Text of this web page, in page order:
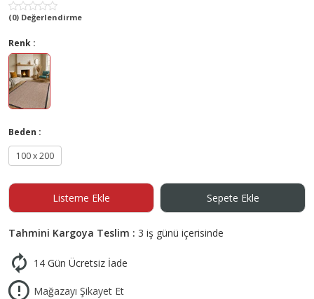
(0) Değerlendirme
Renk :
Beden :
100 x 200
Listeme Ekle Sepete Ekle
Tahmini Kargoya Teslim : 3 iş günü içerisinde
14 Gün Ücretsiz İade
Mağazayı Şikayet Et